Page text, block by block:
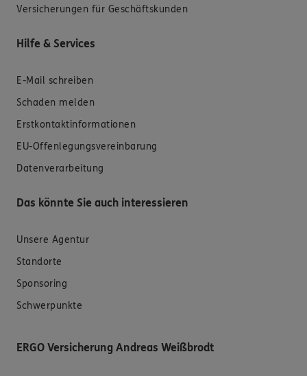
Versicherungen für Geschäftskunden
Hilfe & Services
E-Mail schreiben
Schaden melden
Erstkontaktinformationen
EU-Offenlegungsvereinbarung
Datenverarbeitung
Das könnte Sie auch interessieren
Unsere Agentur
Standorte
Sponsoring
Schwerpunkte
ERGO Versicherung Andreas Weißbrodt